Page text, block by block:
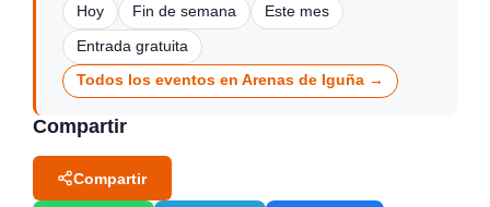
Hoy Fin de semana Este mes
Entrada gratuita
Todos los eventos en Arenas de Iguña →
Compartir
Compartir